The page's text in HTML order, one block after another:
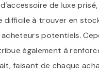
de luxe
difficile à trouver en
potentiels.
également à
faisant de chaque